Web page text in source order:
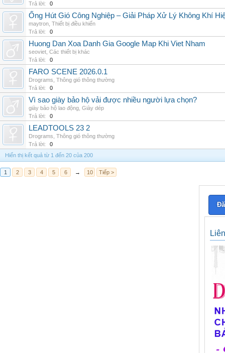
Trả lời:
0
Ống Hút Gió Công Nghiệp – Giải Pháp Xử Lý Không Khí
maytron Thiết bị điều khiển
Trả lời:
0
Huong Dan Xoa Danh Gia Google Map Khi Viet Nham
seoviet Các thiết bị khác
Trả lời:
0
FARO SCENE 2026.0.1
Drograms Thông gió thông thường
Trả lời:
0
Vì sao giày bảo hộ vải được nhiều người lựa chọn?
giày bảo hộ lao động Giày dép
Trả lời:
0
LEADTOOLS 23 2
Drograms Thông gió thông thường
Trả lời:
0
Hiển thị kết quả từ 1 đến 20 của 200
1 2 3 4 5 6 → 10 Tiếp >